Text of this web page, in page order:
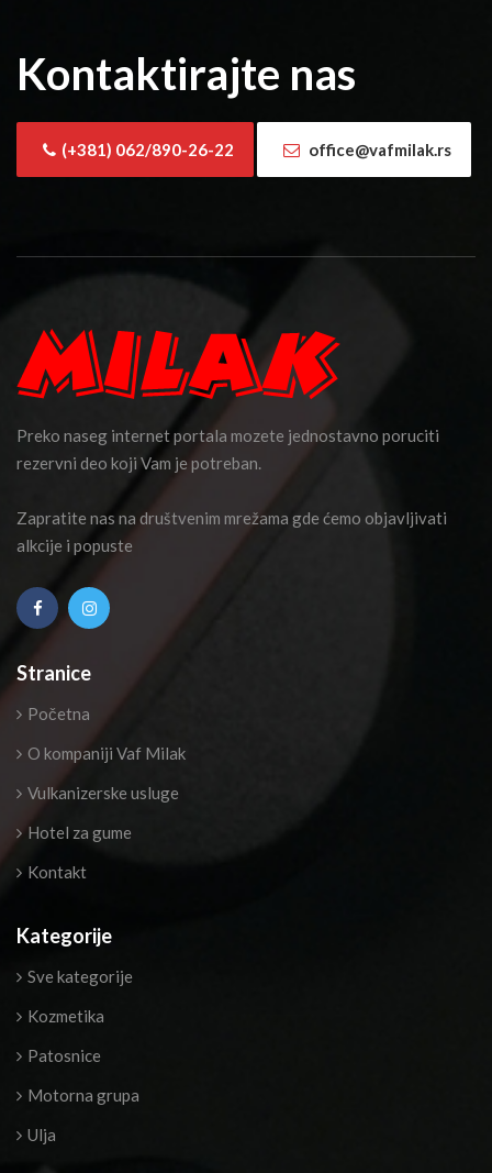
Kontaktirajte nas
(+381) 062/890-26-22 office@vafmilak.rs
Preko naseg internet portala mozete jednostavno poruciti
rezervni deo koji Vam je potreban.
Zapratite nas na društvenim mrežama gde ćemo objavljivati
alkcije i popuste
Stranice
Početna
O kompaniji Vaf Milak
Vulkanizerske usluge
Hotel za gume
Kontakt
Kategorije
Sve kategorije
Kozmetika
Patosnice
Motorna grupa
Ulja